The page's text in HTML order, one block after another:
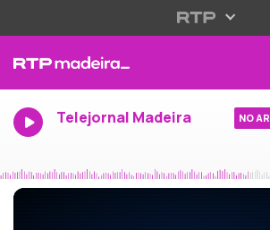
Telejornal Madeira NO AR